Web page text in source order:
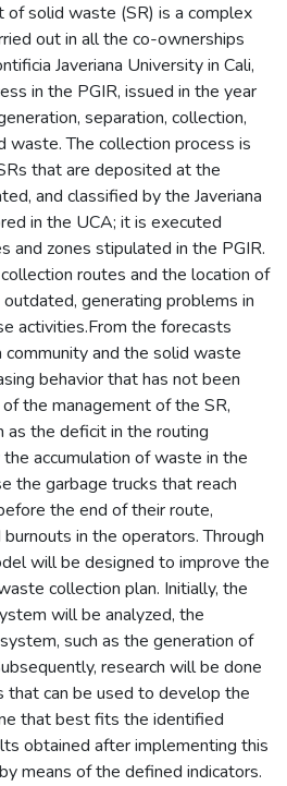
of solid waste (SR) is a complex
out in all the co-ownerships
Javeriana University in Cali,
in the PGIR, issued in the year
separation, collection,
waste. The collection process is
that are deposited at the
and classified by the Javeriana
in the UCA; it is executed
and zones stipulated in the PGIR.
routes and the location of
generating problems in
activities.From the forecasts
community and the solid waste
behavior that has not been
the management of the SR,
as the deficit in the routing
accumulation of waste in the
the garbage trucks that reach
the end of their route,
in the operators. Through
will be designed to improve the
collection plan. Initially, the
will be analyzed, the
such as the generation of
research will be done
can be used to develop the
that best fits the identified
obtained after implementing this
means of the defined indicators.